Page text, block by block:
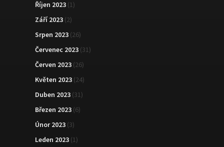
Říjen 2023 (1)
Září 2023 (2)
Srpen 2023 (26)
Červenec 2023 (31)
Červen 2023 (26)
Květen 2023 (24)
Duben 2023 (31)
Březen 2023 (6)
Únor 2023 (3)
Leden 2023 (1)